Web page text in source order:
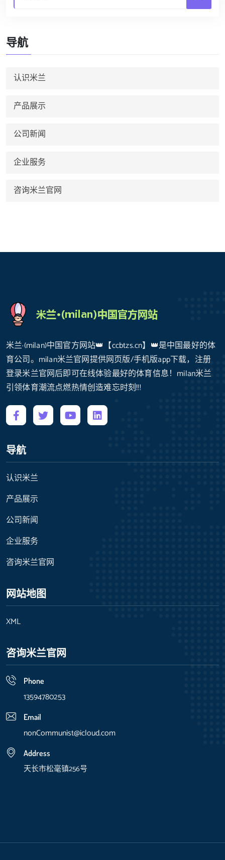
导航
认识米兰
产品展示
公司新闻
企业服务
咨询米兰官网
米兰·(milan)中国官方网站👑【ccbtzs.cn】👑是中国最好的体
育公司。milan米兰官网提供网页版/手机版app下载，注册
登录米兰官网后即可在线体验最好的体育信息！milan米兰
引领体育潮流点燃热情创造难忘时刻!!!
导航
认识米兰
产品展示
公司新闻
企业服务
咨询米兰官网
网站地图
XML
咨询米兰官网
Phone
13594780253
Email
nonCommunist@icloud.com
Address
天长市松毫镇256号